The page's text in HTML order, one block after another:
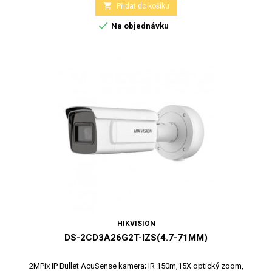
 Přidat do košíku
 Na objednávku
HIKVISION
DS-2CD3A26G2T-IZS(4.7-71MM)
2MPix IP Bullet AcuSense kamera; IR 150m,15X optický zoom,